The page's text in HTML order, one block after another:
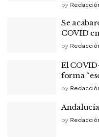
by
Se
COVID
by
El
forma
by
by